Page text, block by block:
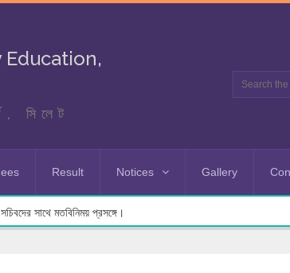
সিলেট
Result Notices Gallery
সাথে মতবিনিময় প্রসঙ্গে।